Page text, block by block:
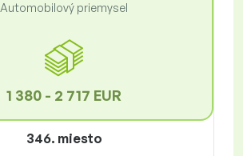
Automobilový priemysel
1 380 - 2 717 EUR
346. miesto